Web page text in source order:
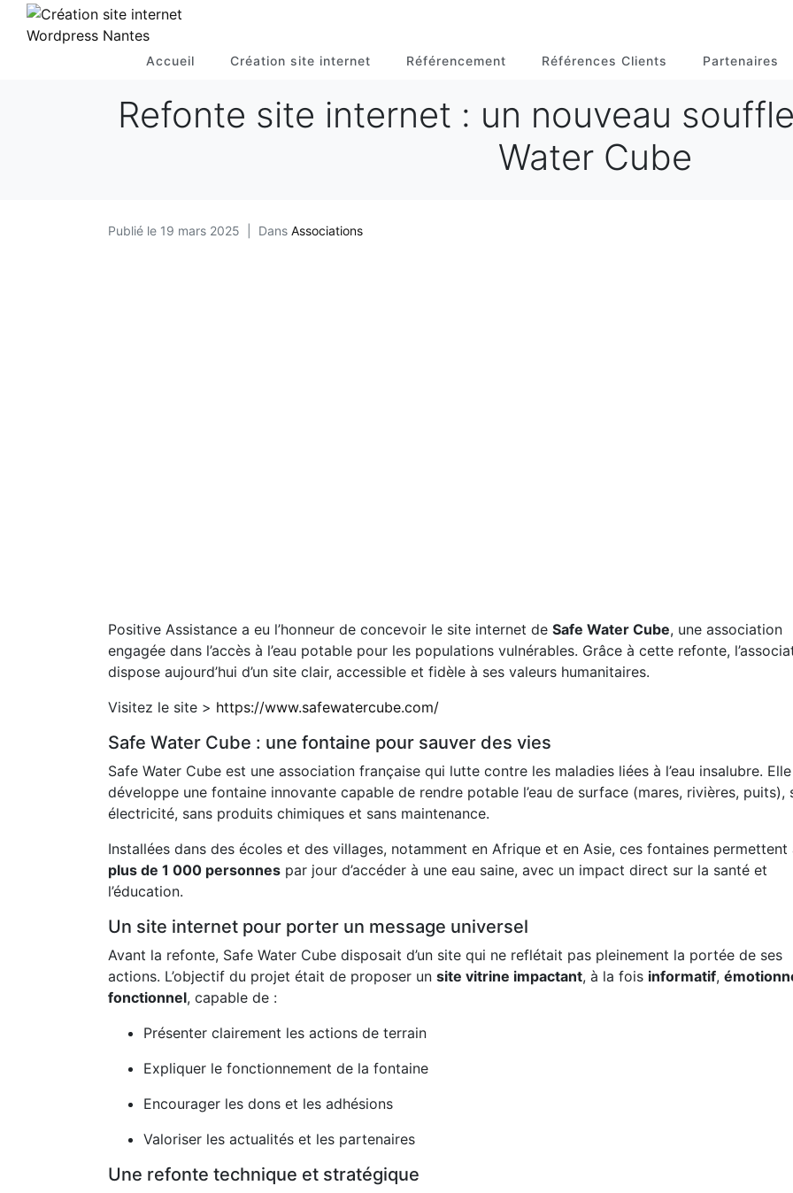
Accueil Création site internet Référencement Références Clients Partenaires
Refonte site internet : un nouveau
Water Cube
Publié le 19 mars 2025 Dans Associations
Positive Assistance a eu l’honneur de concevoir le site internet de Safe Water Cube, une association
engagée dans l’accès à l’eau potable pour les populations vulnérables. Grâce à cette refonte,
dispose aujourd’hui d’un site clair, accessible et fidèle à ses valeurs humanitaires.
Visitez le site > https://www.safewatercube.com/
Safe Water Cube : une fontaine pour sauver des vies
Safe Water Cube est une association française qui lutte contre les maladies liées à l’eau insalubre. Elle
développe une fontaine innovante capable de rendre potable l’eau de surface (mares, rivières, puits),
électricité, sans produits chimiques et sans maintenance.
Installées dans des écoles et des villages, notamment en Afrique et en Asie, ces fontaines permettent
plus de 1 000 personnes par jour d’accéder à une eau saine, avec un impact direct sur la santé et
l’éducation.
Un site internet pour porter un message universel
Avant la refonte, Safe Water Cube disposait d’un site qui ne reflétait pas pleinement la portée de ses
actions. L’objectif du projet était de proposer un site vitrine impactant, à la fois informatif,
fonctionnel, capable de :
Présenter clairement les actions de terrain
Expliquer le fonctionnement de la fontaine
Encourager les dons et les adhésions
Valoriser les actualités et les partenaires
Une refonte technique et stratégique